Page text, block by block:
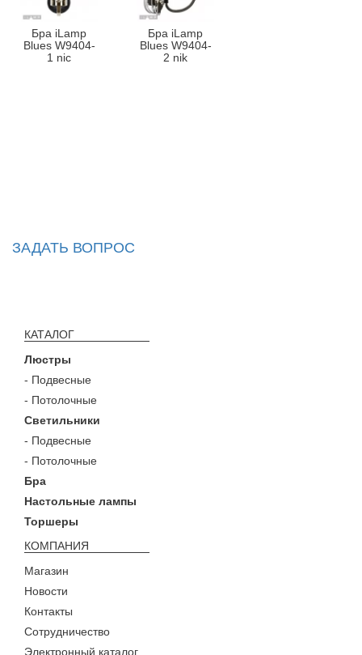
Бра iLamp
Blues W9404-
1 nic
Бра iLamp
Blues W9404-
2 nik
ЗАДАТЬ ВОПРОС
КАТАЛОГ
Люстры
- Подвесные
- Потолочные
Светильники
- Подвесные
- Потолочные
Бра
Настольные лампы
Торшеры
КОМПАНИЯ
Магазин
Новости
Контакты
Сотрудничество
Электронный каталог